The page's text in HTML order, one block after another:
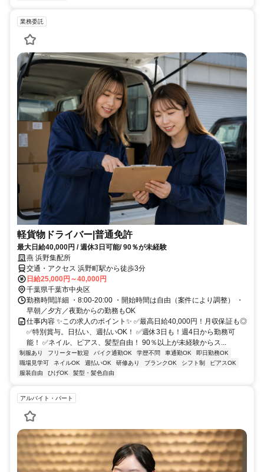
業務委託
軽貨物ドライバー|普通免許
最大日給40,000円 / 週休3日可能/ 90％が未経験
燕 浜野集配所
交通・アクセス 浜野町駅から徒歩3分
日給25,000円～40,000円
千葉県千葉市中央区
勤務時間詳細 ・8:00-20:00 ・開始時間は自由（案件により調整） ・
早朝／夕方／夜勤からの勤務もOK
仕事内容 ✨この求人のポイント✨ ✅最高日給40,000円！月収保証も◎
✅特別賞与。日払い、週払いOK！ ✅週休3日も！週4日から勤務可
能！ ✅ネイル、ピアス、髪型自由！ 90％以上が未経験からス...
制服あり フリーター歓迎 バイク通勤OK 学歴不問 車通勤OK
即日勤務OK
職場見学可
ネイルOK 週払いOK 研修あり ブランクOK シフト制
ピアスOK
服装自由
ひげOK 髪型・髪色自由
アルバイト・パート